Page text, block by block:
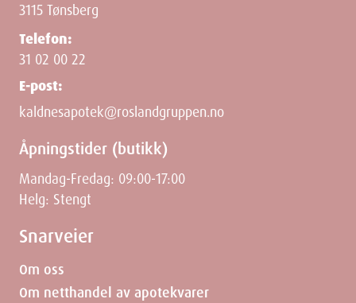
Width
Height
Depth
Weight
3115 Tønsberg
Telefon:
31 02 00 22
E-post:
kaldnesapotek@roslandgruppen.no
Åpningstider (butikk)
Mandag-Fredag: 09:00-17:00
Helg: Stengt
Snarveier
Om oss
Om netthandel av apotekvarer